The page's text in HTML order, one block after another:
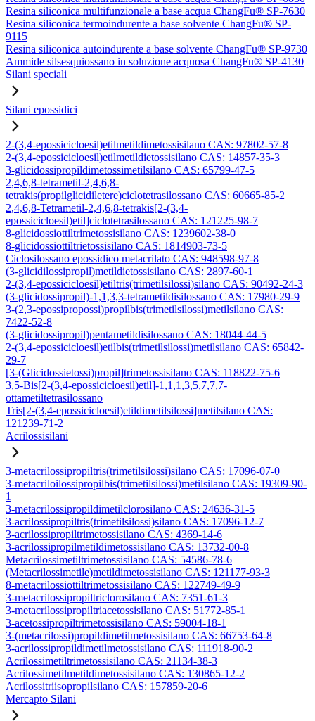
Resina siliconica multifunzionale a base acqua ChangFu® SP-7630
Resina siliconica termoindurente a base solvente ChangFu® SP-
9115
Resina siliconica autoindurente a base solvente ChangFu® SP-9730
Ammide silsesquiossano in soluzione acquosa ChangFu® SP-4130
Silani speciali
Silani epossidici
2-(3,4-epossicicloesil)etilmetildimetossisilano CAS: 97802-57-8
2-(3,4-epossicicloesil)etilmetildietossisilano CAS: 14857-35-3
3-glicidossipropildimetossimetilsilano CAS: 65799-47-5
2,4,6,8-tetrametil-2,4,6,8-
tetrakis(propilglicidiletere)ciclotetrasilossano CAS: 60665-85-2
2,4,6,8-Tetrametil-2,4,6,8-tetrakis[2-(3,4-
epossicicloesil)etil]ciclotetrasilossano CAS: 121225-98-7
8-glicidossiottiltrimetossisilano CAS: 1239602-38-0
8-glicidossiottiltrietossisilano CAS: 1814903-73-5
Ciclosilossano epossidico metacrilato CAS: 948598-97-8
(3-glicidilossipropil)metildietossisilano CAS: 2897-60-1
2-(3,4-epossicicloesil)etiltris(trimetilsilossi)silano CAS: 90492-24-3
(3-glicidossipropil)-1,1,3,3-tetrametildisilossano CAS: 17980-29-9
3-(2,3-epossipropossi)propilbis(trimetilsilossi)metilsilano CAS:
7422-52-8
(3-glicidossipropil)pentametildisilossano CAS: 18044-44-5
2-(3,4-epossicicloesil)etilbis(trimetilsilossi)metilsilano CAS: 65842-
29-7
[3-(Glicidossietossi)propil]trimetossisilano CAS: 118822-75-6
3,5-Bis[2-(3,4-epossicicloesil)etil]-1,1,1,3,5,7,7,7-
ottametiltetrasilossano
Tris[2-(3,4-epossicicloesil)etildimetilsilossi]metilsilano CAS:
121239-71-2
Acrilossisilani
3-metacrilossipropiltris(trimetilsilossi)silano CAS: 17096-07-0
3-metacriloilossipropilbis(trimetilsilossi)metilsilano CAS: 19309-90-
1
3-metacrilossipropildimetilclorosilano CAS: 24636-31-5
3-acrilossipropiltris(trimetilsilossi)silano CAS: 17096-12-7
3-acrilossipropiltrimetossisilano CAS: 4369-14-6
3-acrilossipropilmetildimetossisilano CAS: 13732-00-8
Metacrilossimetiltrimetossisilano CAS: 54586-78-6
(Metacrilossimetile)metildimetossisilano CAS: 121177-93-3
8-metacrilossiottiltrimetossisilano CAS: 122749-49-9
3-metacrilossipropiltriclorosilano CAS: 7351-61-3
3-metacrilossipropiltriacetossisilano CAS: 51772-85-1
3-acetossipropiltrimetossisilano CAS: 59004-18-1
3-(metacrilossi)propildimetilmetossisilano CAS: 66753-64-8
3-acrilossipropildimetilmetossisilano CAS: 111918-90-2
Acrilossimetiltrimetossisilano CAS: 21134-38-3
Acrilossimetilmetildimetossisilano CAS: 130865-12-2
Acrilossitriisopropilsilano CAS: 157859-20-6
Mercapto Silani